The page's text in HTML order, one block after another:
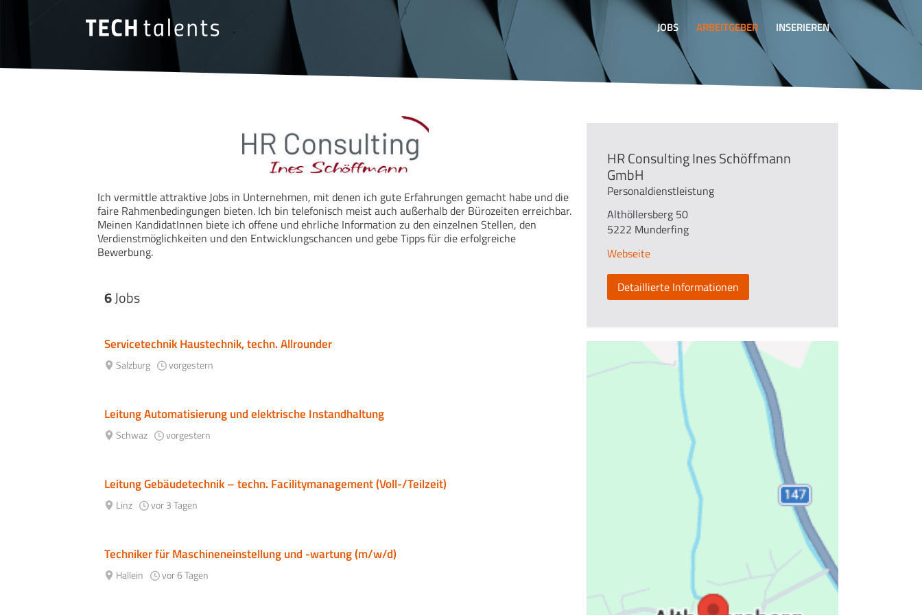
JOBS ARBEITGEBER INSERIEREN
Ich vermittle attraktive Jobs in Unternehmen, mit denen ich gute Erfahrungen gemacht habe und die
faire Rahmenbedingungen bieten. Ich bin telefonisch meist auch außerhalb der Bürozeiten erreichbar.
Meinen KandidatInnen biete ich offene und ehrliche Information zu den einzelnen Stellen, den
Verdienstmöglichkeiten und den Entwicklungschancen und gebe Tipps für die erfolgreiche
Bewerbung.
6Jobs
Servicetechnik Haustechnik, techn. Allrounder
Salzburg vorgestern
Leitung Automatisierung und elektrische Instandhaltung
Schwaz vorgestern
Leitung Gebäudetechnik – techn. Facilitymanagement (Voll-/Teilzeit)
Linz vor 3 Tagen
Techniker für Maschineneinstellung und -wartung (m/w/d)
Hallein vor 6 Tagen
HR Consulting Ines Schöffmann
GmbH
Personaldienstleistung
Althöllersberg 50
5222 Munderfing
Webseite
Detaillierte Informationen